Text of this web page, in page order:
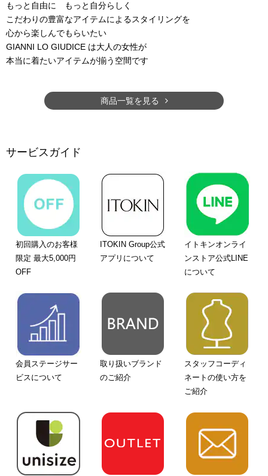
もっと自由に もっと自分らしく
こだわりの豊富なアイテムによるスタイリングを
心から楽しんでもらいたい
GIANNI LO GIUDICE は大人の女性が
本当に着たいアイテムが揃う空間です
商品一覧を見る
サービスガイド
初回購入のお客様
限定 最大5,000円
OFF
ITOKIN Group公式
アプリについて
イトキンオンライ
ンストア公式LINE
について
会員ステージサー
ビスについて
取り扱いブランド
のご紹介
スタッフコーディ
ネートの使い方を
ご紹介